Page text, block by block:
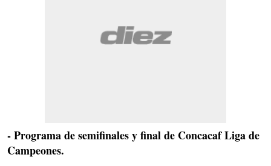
- Programa de semifinales y final de Concacaf Liga de
Campeones.